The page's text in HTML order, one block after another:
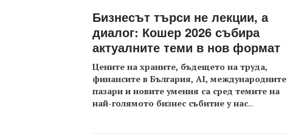
Бизнесът търси не лекции, а
диалог: Кошер 2026 събира
актуалните теми в нов формат
Цените на храните, бъдещето на труда,
финансите в България, AI, международните
пазари и новите умения са сред темите на
най-голямото бизнес събитие у нас...